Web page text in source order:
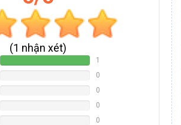
(1 nhận xét)
Complete
1
Complete
0
Complete
0
Complete
0
0